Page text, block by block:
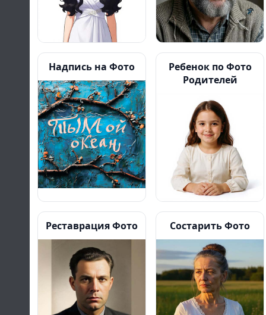
Надпись на Фото
Ребенок по Фото
Родителей
Реставрация Фото Состарить Фото